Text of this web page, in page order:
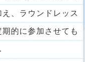
え、ラウンドレッス
期的に参加させても